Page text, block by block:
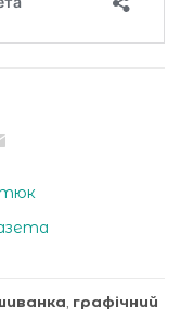
, графічний